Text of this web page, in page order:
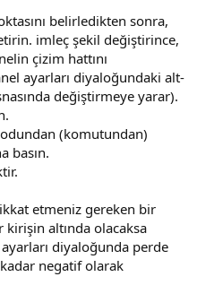
belirledikten sonra,
i̇mleç şekil değiştirince,
çizim hattını
ayarları diyaloğundaki alt-
değiştirmeye yarar).
(komutundan)
basın.
etmeniz gereken bir
altında olacaksa
diyaloğunda perde
negatif olarak